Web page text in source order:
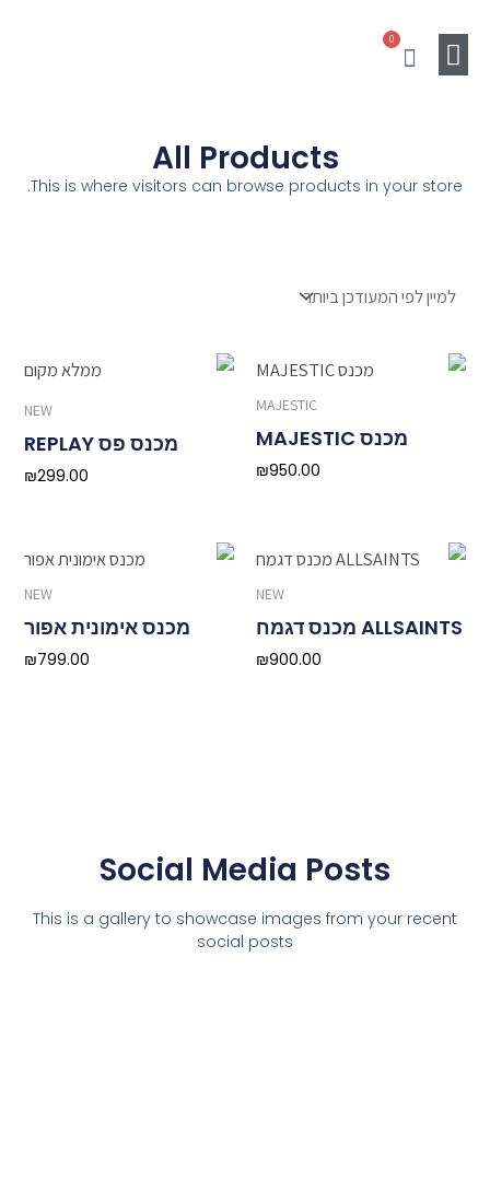
לתוכן
0
עגלת
All Products
This is where visitors can browse products in your store.
MAJESTIC
מכנס MAJESTIC
₪950.00
NEW
מכנס פס REPLAY
₪299.00
NEW
ALLSAINTS מכנס דגמח
₪900.00
NEW
מכנס אימונית אפור
₪799.00
Social Media Posts
This is a gallery to showcase images from your recent
social posts